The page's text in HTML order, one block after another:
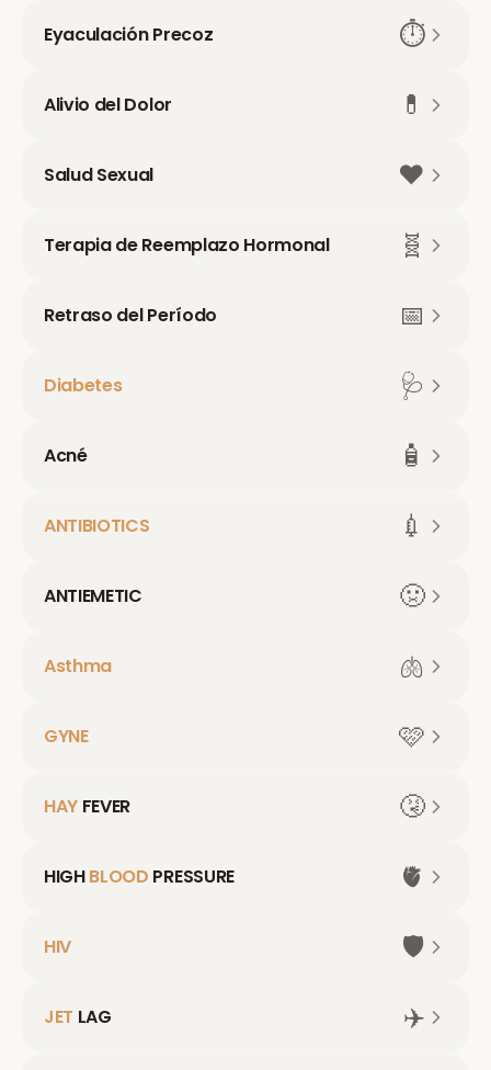
Eyaculación Precoz ⏱️
Alivio del Dolor 💊
Salud Sexual ❤️
Terapia de Reemplazo Hormonal 🧬
Retraso del Período 📅
Diabetes 🩺
Acné 🧴
ANTIBIOTICS 💉
ANTIEMETIC 🤢
Asthma 🫁
GYNE 🩷
HAY FEVER 🤧
HIGHBLOOD PRESSURE 🫀
HIV 🛡️
JET LAG
✈️